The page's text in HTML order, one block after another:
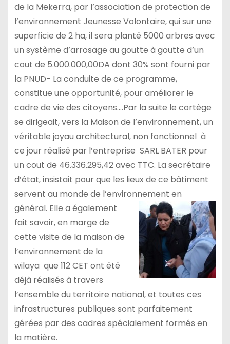
de la Mekerra, par l’association de protection de
l’environnement Jeunesse Volontaire, qui sur une
superficie de 2 ha, il sera planté 5000 arbres avec
un système d’arrosage au goutte à goutte d’un
cout de 5.000.000,00DA dont 30% sont fourni par
la PNUD- La conduite de ce programme,
constitue une opportunité, pour améliorer le
cadre de vie des citoyens….Par la suite le cortège
se dirigeait, vers la Maison de l’environnement, un
véritable joyau architectural, non fonctionnel à
ce jour réalisé par l’entreprise SARL BATER pour
un cout de 46.336.295,42 avec TTC. La secrétaire
d’état, insistait pour que les lieux de ce bâtiment
servent au monde de l’environnement en
général. Elle a également
fait savoir, en marge de
cette visite de la maison de
l’environnement de la
wilaya que 112 CET ont été
déjà réalisés à travers
l’ensemble du territoire national, et toutes ces
infrastructures publiques sont parfaitement
gérées par des cadres spécialement formés en
la matière.